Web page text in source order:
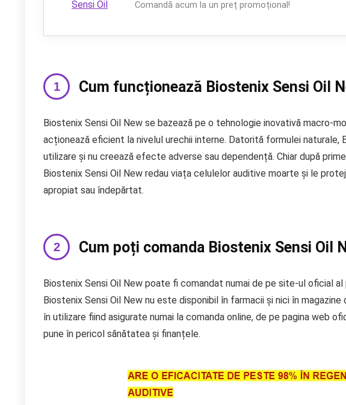
Comandă acum la un preț promoțional!
Cum funcționează Biostenix Sensi Oil
Biostenix Sensi Oil New se bazează pe o tehnologie inovativă macro-
acționează eficient la nivelul urechii interne. Datorită formulei naturale,
utilizare și nu creează efecte adverse sau dependență. Chiar după
Biostenix Sensi Oil New redau viața celulelor auditive moarte și le
apropiat sau îndepărtat.
Cum poți comanda Biostenix Sensi Oil
Biostenix Sensi Oil New poate fi comandat numai de pe site-ul oficial
Biostenix Sensi Oil New nu este disponibil în farmacii și nici în
în utilizare fiind asigurate numai la comanda online, de pe pagina web
pune în pericol sănătatea și finanțele.